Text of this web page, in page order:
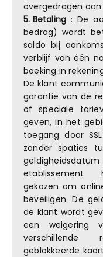
overgedragen
5. Betaling : De
bedrag) wordt
saldo bij
verblijf van één
boeking in
De klant
garantie van de
of speciale
geven, in het
toegang door
zonder spaties
etablissement
gekozen om
beveiligen. De
de klant wordt
een weigering
verschillende
geblokkeerde